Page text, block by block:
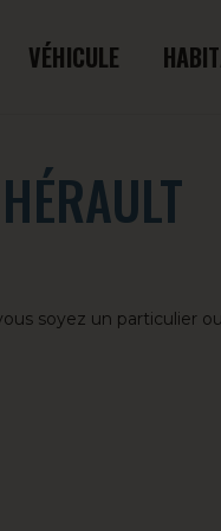
VÉHICULE
soyez un particulier